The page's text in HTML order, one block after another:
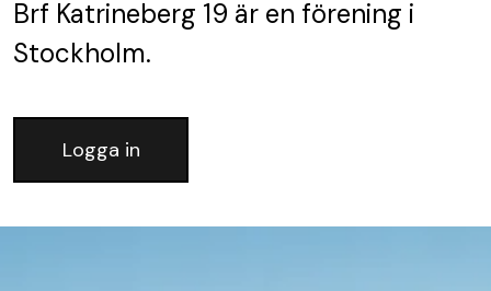
Brf Katrineberg 19 är en förening i
Stockholm.
Logga in